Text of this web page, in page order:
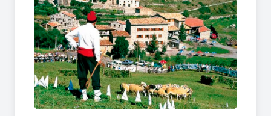
conducció del bestiar, una activitat estretament
vinculada a la vida de muntanya i a l'ofici de
pastor.
Concurs de Gossos d’Atura, una
jornada per descobrir el patrimoni del
món rural